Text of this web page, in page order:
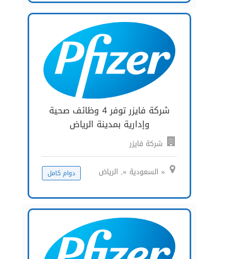
شركة فايزر توفر 4 وظائف صحية
وإدارية بمدينة الرياض
شركة فايزر
« السعودية », الرياض دوام كامل